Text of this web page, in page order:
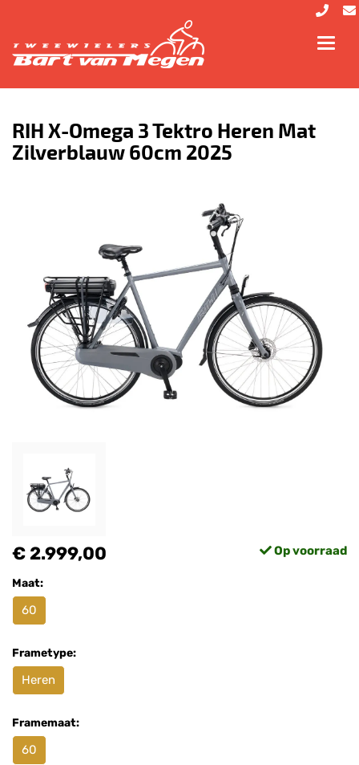
RIH X-Omega 3 Tektro Heren Mat
Zilverblauw 60cm 2025
€ 2.999,00 Op voorraad
Maat:
60
Frametype:
Heren
Framemaat:
60